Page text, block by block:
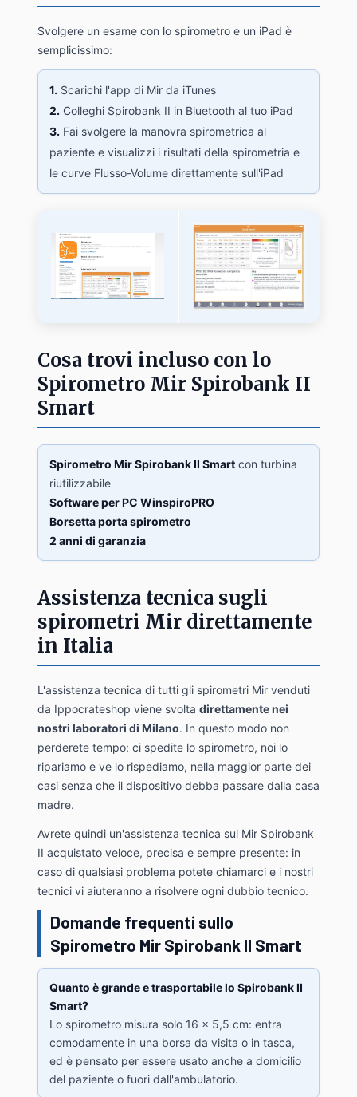
Svolgere un esame con lo spirometro e un iPad è
semplicissimo:
1. Scarichi l'app di Mir da iTunes
2. Colleghi Spirobank II in Bluetooth al tuo iPad
3. Fai svolgere la manovra spirometrica al
paziente e visualizzi i risultati della spirometria e
le curve Flusso-Volume direttamente sull'iPad
Cosa trovi incluso con lo
Spirometro Mir Spirobank II
Smart
Spirometro Mir Spirobank II Smart con turbina
riutilizzabile
Software per PC WinspiroPRO
Borsetta porta spirometro
2 anni di garanzia
Assistenza tecnica sugli
spirometri Mir direttamente
in Italia
L'assistenza tecnica di tutti gli spirometri Mir venduti
da Ippocrateshop viene svolta direttamente nei
nostri laboratori di Milano. In questo modo non
perderete tempo: ci spedite lo spirometro, noi lo
ripariamo e ve lo rispediamo, nella maggior parte dei
casi senza che il dispositivo debba passare dalla casa
madre.
Avrete quindi un'assistenza tecnica sul Mir Spirobank
II acquistato veloce, precisa e sempre presente: in
caso di qualsiasi problema potete chiamarci e i nostri
tecnici vi aiuteranno a risolvere ogni dubbio tecnico.
Domande frequenti sullo
Spirometro Mir Spirobank II Smart
Quanto è grande e trasportabile lo Spirobank II
Smart?
Lo spirometro misura solo 16 x 5,5 cm: entra
comodamente in una borsa da visita o in tasca,
ed è pensato per essere usato anche a domicilio
del paziente o fuori dall'ambulatorio.